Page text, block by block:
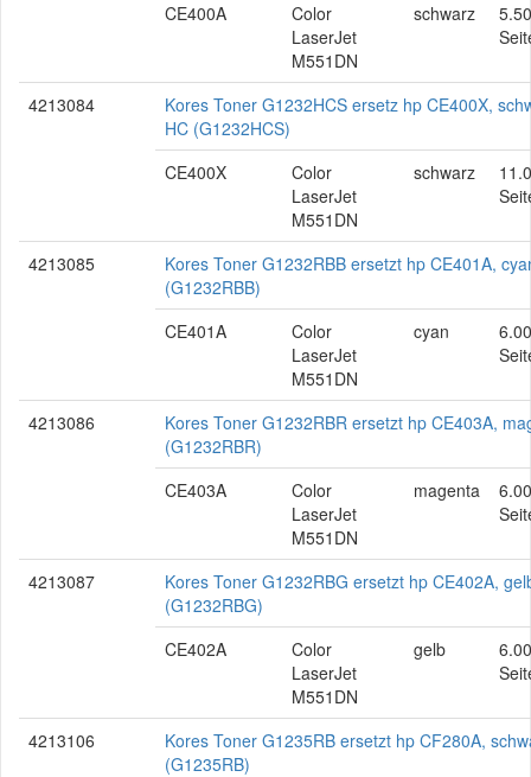
CE400A
Color
LaserJet
M551DN
schwarz
4213084
Kores Toner G1232HCS ersetz hp CE400X,
HC (G1232HCS)
CE400X
Color
LaserJet
M551DN
schwarz
4213085
Kores Toner G1232RBB ersetzt hp CE401A,
(G1232RBB)
CE401A
Color
LaserJet
M551DN
cyan
4213086
Kores Toner G1232RBR ersetzt hp CE403A,
(G1232RBR)
CE403A
Color
LaserJet
M551DN
magenta
4213087
Kores Toner G1232RBG ersetzt hp CE402A,
(G1232RBG)
CE402A
Color
LaserJet
M551DN
gelb
4213106
Kores Toner G1235RB ersetzt hp CF280A,
(G1235RB)